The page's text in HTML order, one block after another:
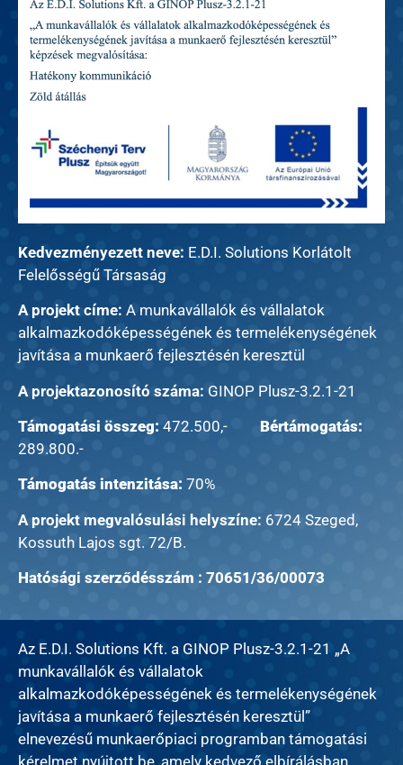
Kedvezményezett neve: E.D.I. Solutions Korlátolt
Felelősségű Társaság
A projekt címe: A munkavállalók és vállalatok
alkalmazkodóképességének és termelékenységének
javítása a munkaerő fejlesztésén keresztül
A projektazonosító száma: GINOP Plusz-3.2.1-21
Támogatási összeg: 472.500,- Bértámogatás:
289.800.-
Támogatás intenzitása: 70%
A projekt megvalósulási helyszíne: 6724 Szeged,
Kossuth Lajos sgt. 72/B.
Hatósági szerződésszám : 70651/36/00073
Az E.D.I. Solutions Kft. a GINOP Plusz-3.2.1-21 „A
munkavállalók és vállalatok
alkalmazkodóképességének és termelékenységének
javítása a munkaerő fejlesztésén keresztül”
elnevezésű munkaerőpiaci programban támogatási